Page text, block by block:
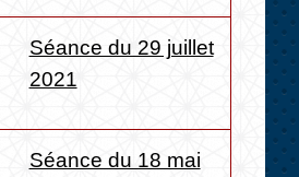
Séance du 29 juillet
2021
Séance du 18 mai